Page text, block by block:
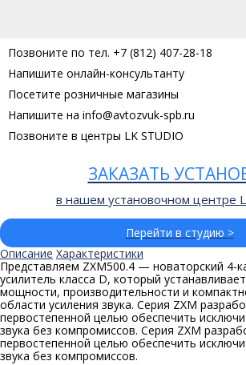
Позвоните по тел. +7 (812) 407-28-18
Напишите онлайн-консультанту
Посетите розничные магазины
Напишите на info@avtozvuk-spb.ru
Позвоните в центры LK STUDIO
ЗАКАЗАТЬ
в нашем установочном центре
Перейти в студию >
Описание Характеристики
Представляем ZXM500.4 — новаторский 4-
усилитель класса D, который
мощности, производительности и
области усиления звука. Серия ZXM
первостепенной целью обеспечить
звука без компромиссов. Серия ZXM
первостепенной целью обеспечить
звука без компромиссов.